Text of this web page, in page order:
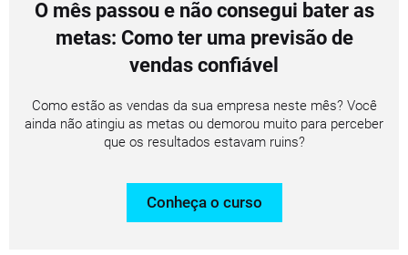
O mês passou e não consegui bater as
metas: Como ter uma previsão de
vendas confiável
Como estão as vendas da sua empresa neste mês? Você
ainda não atingiu as metas ou demorou muito para perceber
que os resultados estavam ruins?
Conheça o curso